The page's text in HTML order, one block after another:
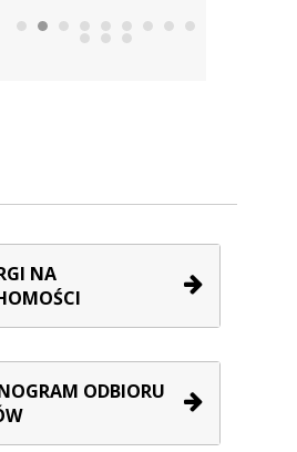
Element
NA
ODBIORU